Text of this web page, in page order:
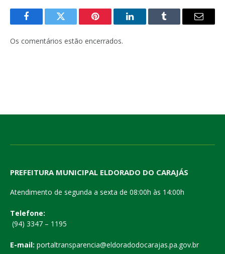
FacebookTwitter Pinterest LinkedInTumblr
E-
Os comentários estão encerrados.
PREFEITURA MUNICIPAL ELDORADO DO CARAJÁS
Atendimento de segunda a sexta de 08:00h às 14:00h
Telefone:
(94) 3347 – 1195
E-mail: portaltransparencia@eldoradodocarajas.pa.gov.br